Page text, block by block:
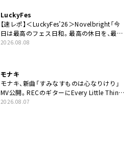
LuckyFes
【速レポ】＜LuckyFes’26＞Novelbright「今
日は最高のフェス日和。最高の休日を、最高
の夏休みを作っていきたい」
2026.08.08
モナキ
モナキ、新曲「すみなすものは心なりけり」
MV公開。RECのギターにEvery Little Thing・
伊藤一朗参加も
2026.08.07